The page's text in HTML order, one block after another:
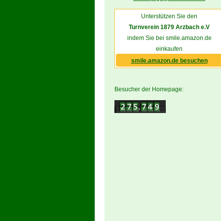
Unterstützen Sie den
Turnverein 1879 Arzbach e.V
indem Sie bei smile.amazon.de
einkaufen
smile.amazon.de besuchen
Besucher der Homepage: